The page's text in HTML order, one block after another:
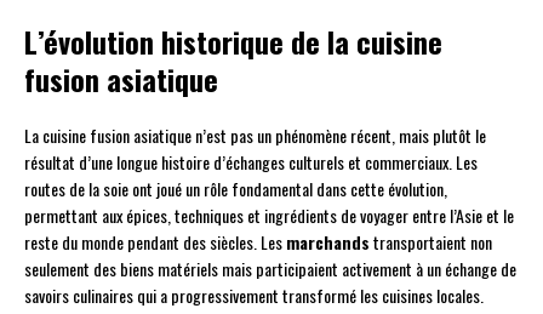
L’évolution historique de la cuisine
fusion asiatique
La cuisine fusion asiatique n’est pas un phénomène récent, mais plutôt le
résultat d’une longue histoire d’échanges culturels et commerciaux. Les
routes de la soie ont joué un rôle fondamental dans cette évolution,
permettant aux épices, techniques et ingrédients de voyager entre l’Asie et le
reste du monde pendant des siècles. Lesmarchandstransportaient non
seulement des biens matériels mais participaient activement à un échange de
savoirs culinaires qui a progressivement transformé les cuisines locales.